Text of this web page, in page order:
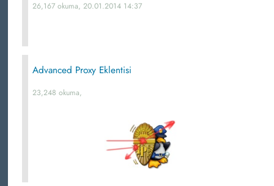
26,167 okuma, 20.01.2014 14:37
Advanced Proxy Eklentisi
23,248 okuma,